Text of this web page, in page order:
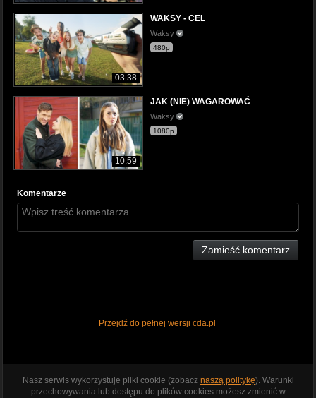
03:38
WAKSY - CEL
Waksy
480p
10:59
JAK (NIE) WAGAROWAĆ
Waksy
1080p
Komentarze
Zamieść komentarz
Przejdź do pełnej wersji cda.pl
Nasz serwis wykorzystuje pliki cookie (zobacz naszą politykę). Warunki
przechowywania lub dostępu do plików cookies możesz zmienić w